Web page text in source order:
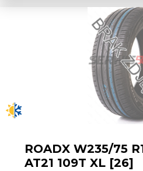
ROADX W235/75
AT21 109T XL [26]